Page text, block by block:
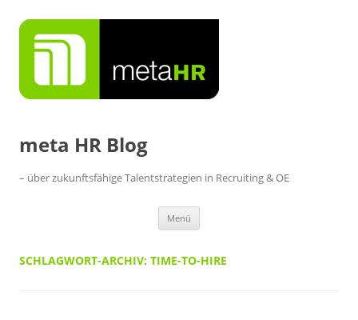
Inhalt
springen
meta HR Blog
– über zukunftsfähige Talentstrategien in Recruiting & OE
Menü
SCHLAGWORT-ARCHIV: TIME-TO-HIRE